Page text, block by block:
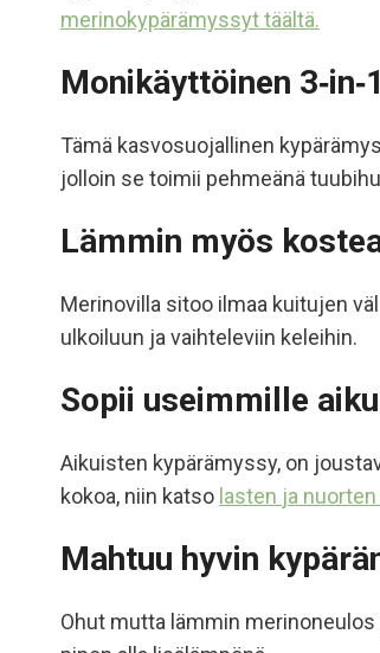
merinokypärämyssyt täältä.
Monikäyttöinen
Tämä kasvosuojallinen
jolloin se toimii pehmeänä
Lämmin myös
Merinovilla sitoo ilmaa kuitujen
ulkoiluun ja vaihteleviin keleihin.
Sopii useimmille
Aikuisten kypärämyssy, on
kokoa, niin katso lasten ja nuorten
Mahtuu hyvin
Ohut mutta lämmin merinoneulos